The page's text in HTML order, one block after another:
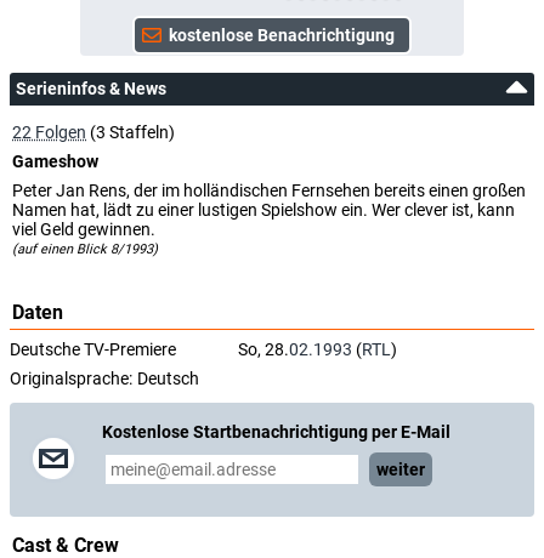
Serieninfos & News
22 Folgen (3 Staffeln)
Gameshow
Peter Jan Rens, der im holländischen Fernsehen bereits einen großen
Namen hat, lädt zu einer lustigen Spielshow ein. Wer clever ist, kann
viel Geld gewinnen.
(auf einen Blick 8/1993)
Daten
Deutsche TV-Premiere So, 28.02.1993 (RTL )
Originalsprache: Deutsch
Kostenlose Startbenachrichtigung per E-Mail
weiter
Cast & Crew